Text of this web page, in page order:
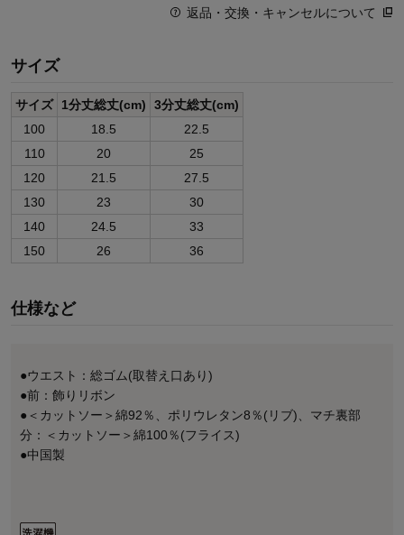
返品・交換・キャンセルについて
サイズ
サイズ 1分丈総丈(cm)
3分丈総丈(cm)
100
18.5
22.5
110
20
25
120
21.5
27.5
130
23
30
140
24.5
33
150
26 36
仕様など
●ウエスト：総ゴム(取替え口あり)
●前：飾りリボン
●＜カットソー＞綿92％、ポリウレタン8％(リブ)、マチ裏部
分：＜カットソー＞綿100％(フライス)
●中国製